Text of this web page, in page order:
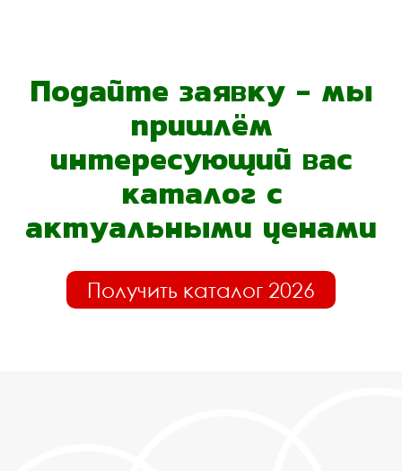
Подайте заявку - мы
пришлём
интересующий вас
каталог с
актуальными ценами
Получить каталог 2026